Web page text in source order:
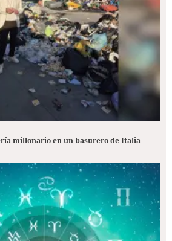
millonario en un basurero de Italia